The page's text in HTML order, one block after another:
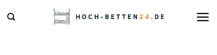
Inhalt